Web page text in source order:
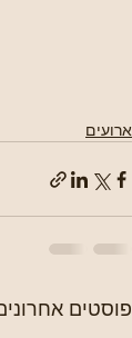
ארועים
פוסטים